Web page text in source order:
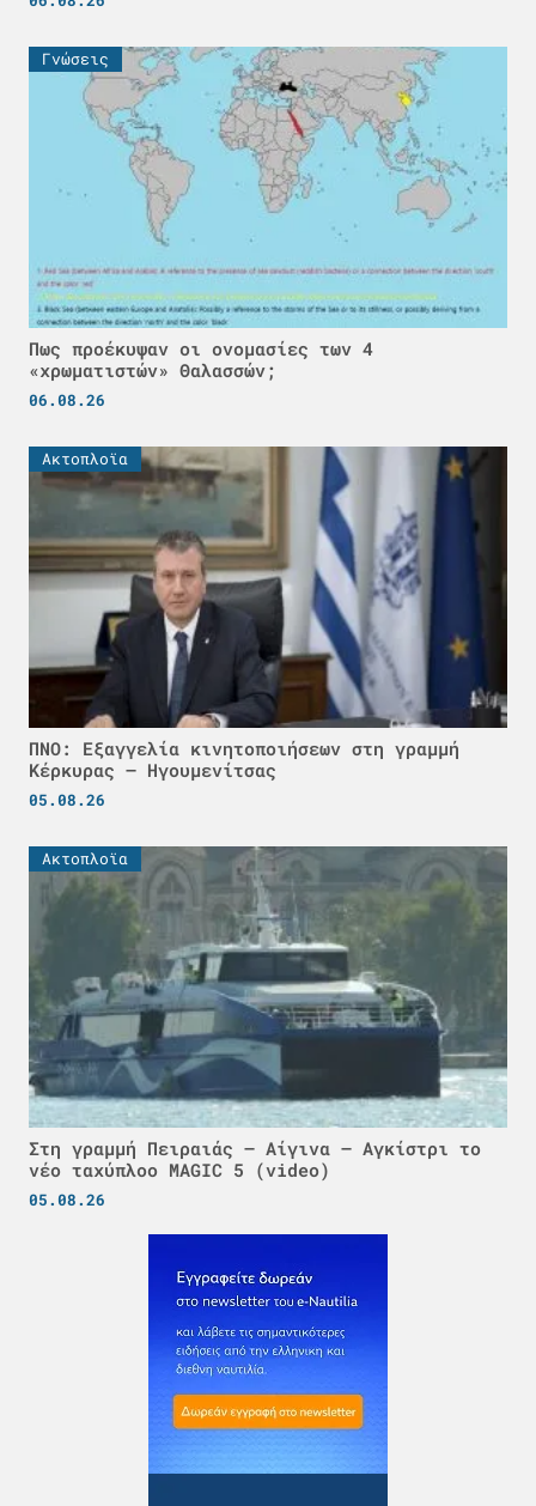
Γνώσεις
Πως προέκυψαν οι ονομασίες των 4
«χρωματιστών» Θαλασσών;
06.08.26
Ακτοπλοϊα
ΠΝΟ: Εξαγγελία κινητοποιήσεων στη γραμμή
Κέρκυρας – Ηγουμενίτσας
05.08.26
Ακτοπλοϊα
Στη γραμμή Πειραιάς – Αίγινα – Αγκίστρι το
νέο ταχύπλοο MAGIC 5 (video)
05.08.26